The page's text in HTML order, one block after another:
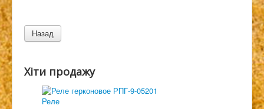
Хіти продажу
Реле